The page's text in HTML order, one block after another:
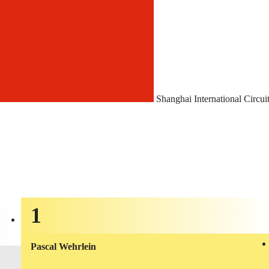
Shanghai International Circuit
1
Pascal Wehrlein